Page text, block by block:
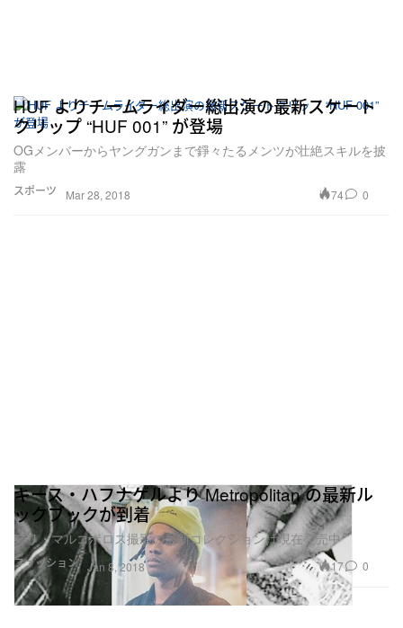
スポーツ
HUF よりチームライダー総出演の最新スケート
クリップ “HUF 001” が登場
OGメンバーからヤングガンまで錚々たるメンツが壮絶スキルを披
露
Mar 28, 2018 74 0
ファッション
キース・ハフナゲルより Metropolitan の最新ル
ックブックが到着
アリ・マルコポロス撮影の最新コレクションは現在発売中
Jan 8, 2018 17 0